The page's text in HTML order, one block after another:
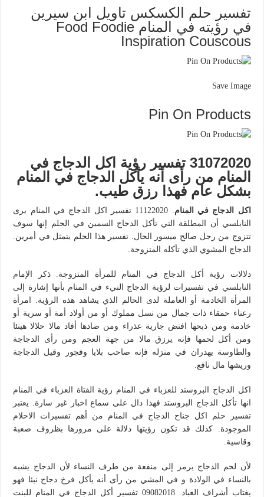
تفسير حلم الكسكس تاويل ابن سيرين
في رؤيته في المنام Food Foodie
Inspiration Couscous
Save Image
Pin On Products
31072020 تفسير رؤية اكل الدجاج في
المنام من رأى أنه يأكل الدجاج في المنام
بشكل عام فهذا رزق طيب.
اكل الدجاج في المنام
. 11122020 تفسير اكل الدجاج في المنام يرى
النابلسي أن المطلقة التي تأكل الدجاج السمين في الحلم إنها سوف
تتزوج من رجل صالح ميسور الحال. تفسير هذا الحلم يتمثل في أمرين.
الدجاج المشوي الذي تأكله المتزوجة.
دلالات رؤية أكل الدجاج في المنام للمرأة المتزوجة. ذكر الإمام
النابلسي في تفسيرات لرؤية الدجاج النيء في المنام بأنها إشارة إلى
المرأة الخادمة أو العاملة لدى الحالم الذي يشاهد هذه الرؤية. امرأة
رعناء حمقاء ذات جمال من نسل مملوك أو من أولاد أمة أو سرية أو
خادمة ومن ذبحها افتض جارية عذراء ومن صادها أفاد مالا حلالا هينئا
ومن أكل لحمها فإنه يرزق مالا من جهة العجم ومن رأى الدجاجة
والطاوسة يهدران في منزله فإنه صاحب بلايا وفجور وقيل الدجاجة
وريشها مال نافع.
اكل الدجاج البروستد للعزباء في المنام رؤية الفتاة العزباء في المنام
انها تأكل الدجاج البروستد فهذا دال على سماع اخبار غير سارة. يعتبر
تفسير حلم اكل جناح الدجاج في المنام من أهم تفسيرات الاحلام
الموجودة. كذلك قد تكون رؤيتها دلالة على مرورها بظروف صعبة
وقاسية.
لأن لحم الدجاج يرمز إلى منفعة من طرف النساء لأن الدجاج يشبه
بالنساء في الولادة و في المشي من رأى أنه يأكل فرخ دجاج نيئا فهو
يغتاب أشراف العباد. 09082018 تفسير أكل الدجاج في المنام للبنت